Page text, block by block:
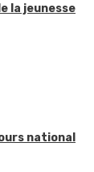
la jeunesse
national